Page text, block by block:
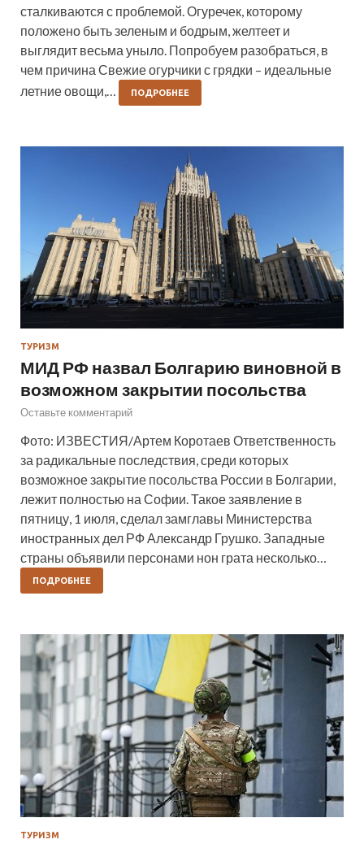
сталкиваются с проблемой. Огуречек, которому
положено быть зеленым и бодрым, желтеет и
выглядит весьма уныло. Попробуем разобраться, в
чем причина Свежие огурчики с грядки – идеальные
летние овощи,…
ПОДРОБНЕЕ
ТУРИЗМ
МИД РФ назвал Болгарию виновной в
возможном закрытии посольства
Оставьте комментарий
Фото: ИЗВЕСТИЯ/Артем Коротаев Ответственность
за радикальные последствия, среди которых
возможное закрытие посольства России в Болгарии,
лежит полностью на Софии. Такое заявление в
пятницу, 1 июля, сделал замглавы Министерства
иностранных дел РФ Александр Грушко. Западные
страны объявили персонами нон грата несколько…
ПОДРОБНЕЕ
ТУРИЗМ